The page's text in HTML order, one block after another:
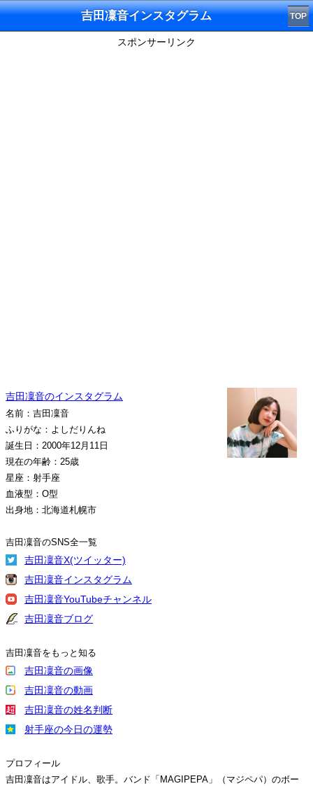
吉田凜音インスタグラム TOP
スポンサーリンク
吉田凜音のインスタグラム
名前：吉田凜音
ふりがな：よしだりんね
誕生日：2000年12月11日
現在の年齢：25歳
星座：射手座
血液型：O型
出身地：北海道札幌市
吉田凜音のSNS全一覧
吉田凜音X(ツイッター)
吉田凜音インスタグラム
吉田凜音YouTubeチャンネル
吉田凜音ブログ
吉田凜音をもっと知る
吉田凜音の画像
吉田凜音の動画
吉田凜音の姓名判断
射手座の今日の運勢
プロフィール
吉田凜音はアイドル、歌手。バンド「MAGIPEPA」（マジペパ）のボー